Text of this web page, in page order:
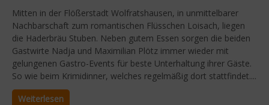
Mitten in der Flößerstadt Wolfratshausen, in unmittelbarer
Nachbarschaft zum romantischen Flüsschen Loisach, liegen
die Haderbräu Stuben. Neben gutem Essen sorgen die beiden
Gastwirte Nadja und Maximilian Plötz immer wieder mit
gelungenen Gastro-Events für beste Unterhaltung ihrer Gäste.
So wie beim Krimidinner, welches regelmäßig dort stattfindet....
Weiterlesen